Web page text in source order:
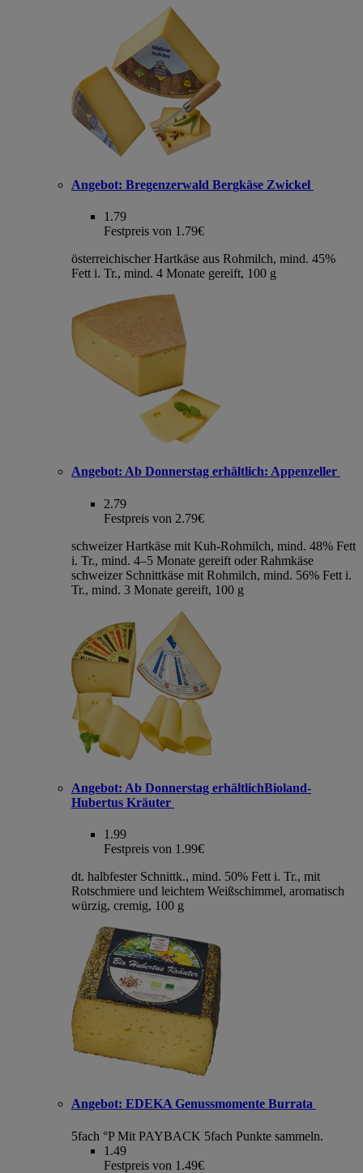
Angebot: Bregenzerwald Bergkäse Zwickel
1.79
Festpreis von 1.79€
österreichischer Hartkäse aus Rohmilch, mind. 45%
Fett i. Tr., mind. 4 Monate gereift, 100 g
Angebot: Ab Donnerstag erhältlich: Appenzeller
2.79
Festpreis von 2.79€
schweizer Hartkäse mit Kuh-Rohmilch, mind. 48% Fett
i. Tr., mind. 4–5 Monate gereift oder Rahmkäse
schweizer Schnittkäse mit Rohmilch, mind. 56% Fett i.
Tr., mind. 3 Monate gereift, 100 g
Angebot: Ab Donnerstag erhältlichBioland-
Hubertus Kräuter
1.99
Festpreis von 1.99€
dt. halbfester Schnittk., mind. 50% Fett i. Tr., mit
Rotschmiere und leichtem Weißschimmel, aromatisch
würzig, cremig, 100 g
Angebot: EDEKA Genussmomente Burrata
5fach °P Mit PAYBACK 5fach Punkte sammeln.
1.49
Festpreis von 1.49€